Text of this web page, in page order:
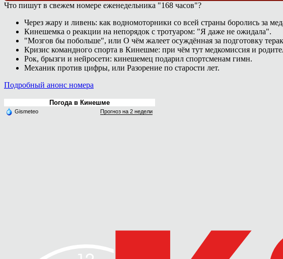
Что пишут в свежем номере еженедельника "168 часов"?
Через жару и ливень: как водномоторники со всей страны боролись за
Кинешемка о реакции на непорядок с тротуаром: "Я даже не ожидала".
"Мозгов бы побольше", или О чём жалеет осуждённая за подготовку
Кризис командного спорта в Кинешме: при чём тут медкомиссия и
Рок, брызги и нейросети: кинешемец подарил спортсменам гимн.
Механик против цифры, или Разорение по старости лет.
Подробный анонс номера
Погода в Кинешме
Gismeteo Прогноз на 2 недели